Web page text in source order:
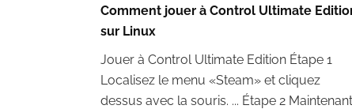
Comment jouer à Control Ultimate
sur Linux
Jouer à Control Ultimate Edition Étape 1
Localisez le menu «Steam» et cliquez
dessus avec la souris. ... Étape 2 Maintenant